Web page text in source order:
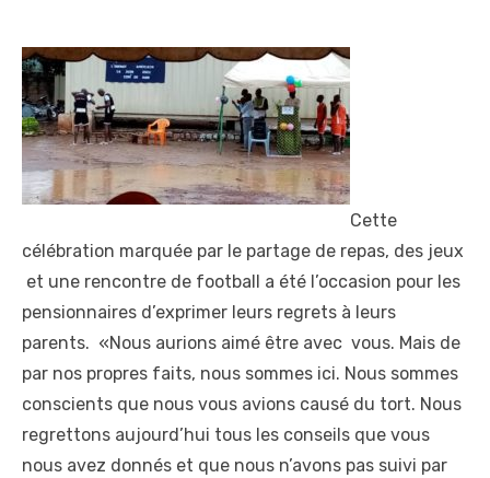
Cette
célébration marquée par le partage de repas, des jeux
et une rencontre de football a été l’occasion pour les
pensionnaires d’exprimer leurs regrets à leurs
parents. «Nous aurions aimé être avec vous. Mais de
par nos propres faits, nous sommes ici. Nous sommes
conscients que nous vous avions causé du tort. Nous
regrettons aujourd’hui tous les conseils que vous
nous avez donnés et que nous n’avons pas suivi par